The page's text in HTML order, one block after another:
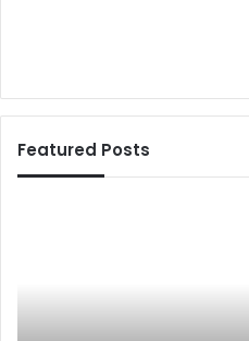
Featured Posts